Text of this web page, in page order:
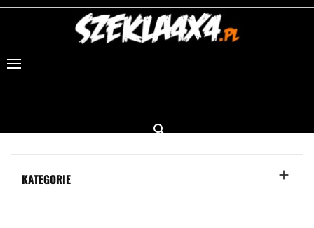

KATEGORIE 